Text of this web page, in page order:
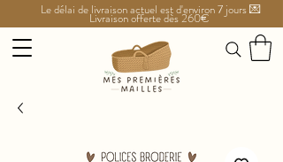
Le délai de livraison actuel est d'environ 7 jours 💌
Livraison offerte dès 260€